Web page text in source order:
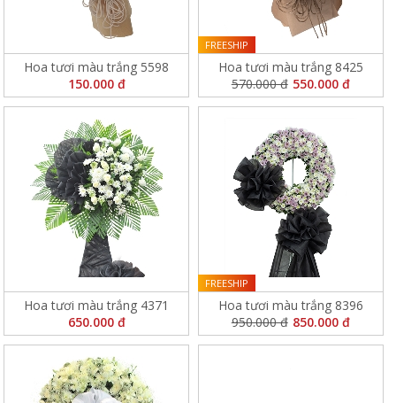
Hoa tươi màu trắng 5598
150.000 đ
Hoa tươi màu trắng 8425
570.000 đ 550.000 đ
FREESHIP
Hoa tươi màu trắng 4371
650.000 đ
Hoa tươi màu trắng 8396
950.000 đ 850.000 đ
FREESHIP